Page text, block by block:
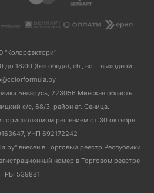
"Колорфэктори"
до 18:00 (без обеда), сб., вс. - выходной.
Беларусь, 223056 Минская область,
с/с, 68/3, район аг. Сеница.
решением от 30 октября
УНП 692172242
внесен в Торговый реестр Республики
номер в Торговом реестре
РБ: 539881